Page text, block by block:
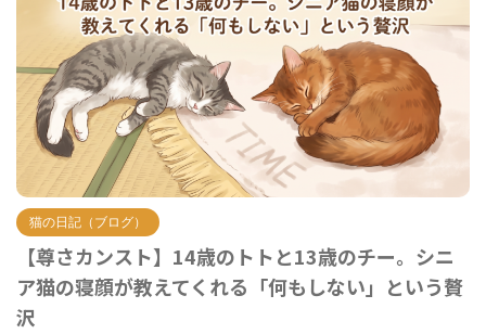
猫の日記（ブログ）
【尊さカンスト】14歳のトトと13歳のチー。シニ
ア猫の寝顔が教えてくれる「何もしない」という贅
沢